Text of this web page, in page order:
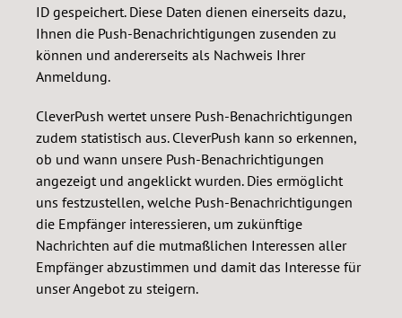
ID gespeichert. Diese Daten dienen einerseits dazu,
Ihnen die Push-Benachrichtigungen zusenden zu
können und andererseits als Nachweis Ihrer
Anmeldung.
CleverPush wertet unsere Push-Benachrichtigungen
zudem statistisch aus. CleverPush kann so erkennen,
ob und wann unsere Push-Benachrichtigungen
angezeigt und angeklickt wurden. Dies ermöglicht
uns festzustellen, welche Push-Benachrichtigungen
die Empfänger interessieren, um zukünftige
Nachrichten auf die mutmaßlichen Interessen aller
Empfänger abzustimmen und damit das Interesse für
unser Angebot zu steigern.